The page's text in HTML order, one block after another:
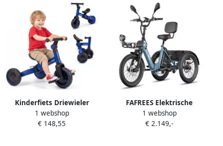
Kinderfiets Driewieler
Loopfiets Omschakelbaar
Leren Fietsen Afneembare
1 webshop
€ 148,55
FAFREES Elektrische
Driewieler 20 Inch 48V 21Ah
Accu Dik Klapfiets E-
1 webshop
€ 2.149,-